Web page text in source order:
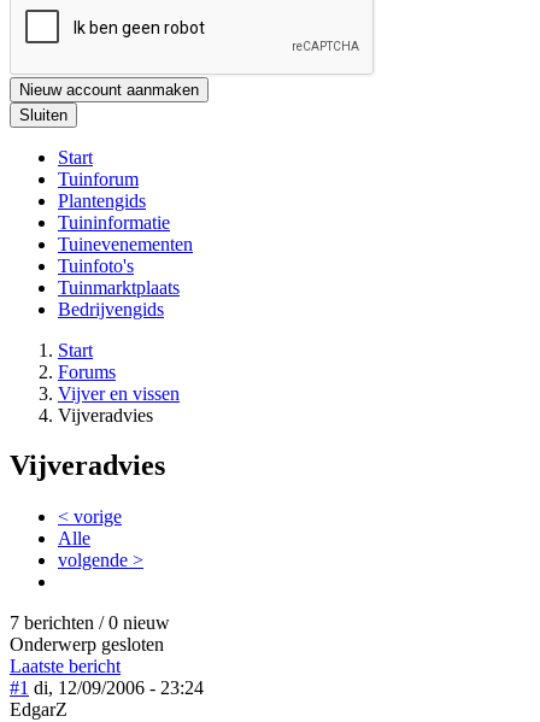
Nieuw account aanmaken
Sluiten
Start
Tuinforum
Plantengids
Tuininformatie
Tuinevenementen
Tuinfoto's
Tuinmarktplaats
Bedrijvengids
Start
Forums
Vijver en vissen
Vijveradvies
Vijveradvies
< vorige
Alle
volgende >
7 berichten / 0 nieuw
Onderwerp gesloten
Laatste bericht
#1 di, 12/09/2006 - 23:24
EdgarZ